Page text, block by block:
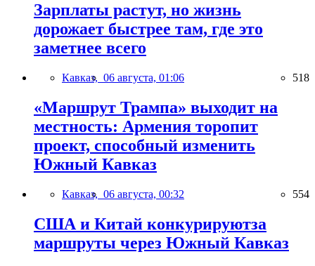
Зарплаты растут, но жизнь
дорожает быстрее там, где это
заметнее всего
Кавказ, 06 августа, 01:06 518
«Маршрут Трампа» выходит на
местность: Армения торопит
проект, способный изменить
Южный Кавказ
Кавказ, 06 августа, 00:32 554
США и Китай конкурируютза
маршруты через Южный Кавказ